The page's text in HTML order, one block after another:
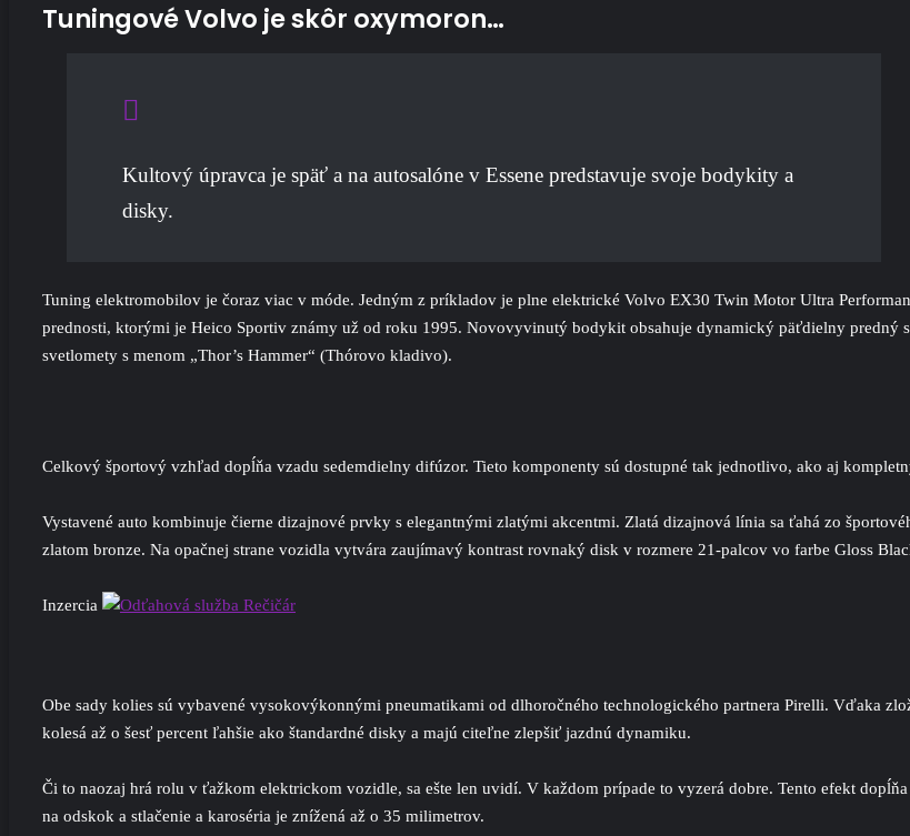
Tuningové Volvo je skôr oxymoron…
Kultový úpravca je späť a na autosalóne v Essene predstavuje svoje bodykity a
disky.
Tuning elektromobilov je čoraz viac v móde. Jedným z príkladov je plne elektrické Volvo EX30 Twin Motor Ultra
prednosti, ktorými je Heico Sportiv známy už od roku 1995. Novovyvinutý bodykit obsahuje dynamický päťdielny predný
svetlomety s menom „Thor’s Hammer“ (Thórovo kladivo).
Celkový športový vzhľad dopĺňa vzadu sedemdielny difúzor. Tieto komponenty sú dostupné tak jednotlivo, ako aj
Vystavené auto kombinuje čierne dizajnové prvky s elegantnými zlatými akcentmi. Zlatá dizajnová línia sa ťahá zo
zlatom bronze. Na opačnej strane vozidla vytvára zaujímavý kontrast rovnaký disk v rozmere 21-palcov vo farbe Gloss
Inzercia
Obe sady kolies sú vybavené vysokovýkonnými pneumatikami od dlhoročného technologického partnera Pirelli. Vďaka
kolesá až o šesť percent ľahšie ako štandardné disky a majú citeľne zlepšiť jazdnú dynamiku.
Či to naozaj hrá rolu v ťažkom elektrickom vozidle, sa ešte len uvidí. V každom prípade to vyzerá dobre. Tento efekt
na odskok a stlačenie a karoséria je znížená až o 35 milimetrov.